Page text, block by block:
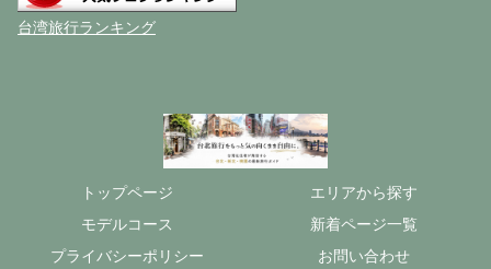
台湾旅行ランキング
トップページ
エリアから探す
モデルコース
新着ページ一覧
プライバシーポリシー
お問い合わせ